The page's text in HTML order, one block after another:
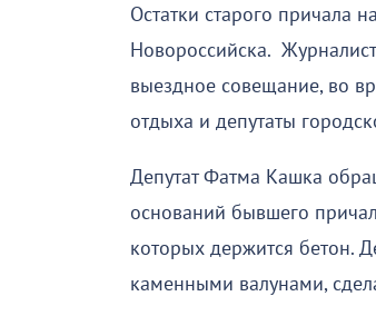
Остатки старого причала
Новороссийска.
выездное совещание, во
отдыха и депутаты
Депутат Фатма Кашка
оснований бывшего
которых держится бетон.
каменными валунами,